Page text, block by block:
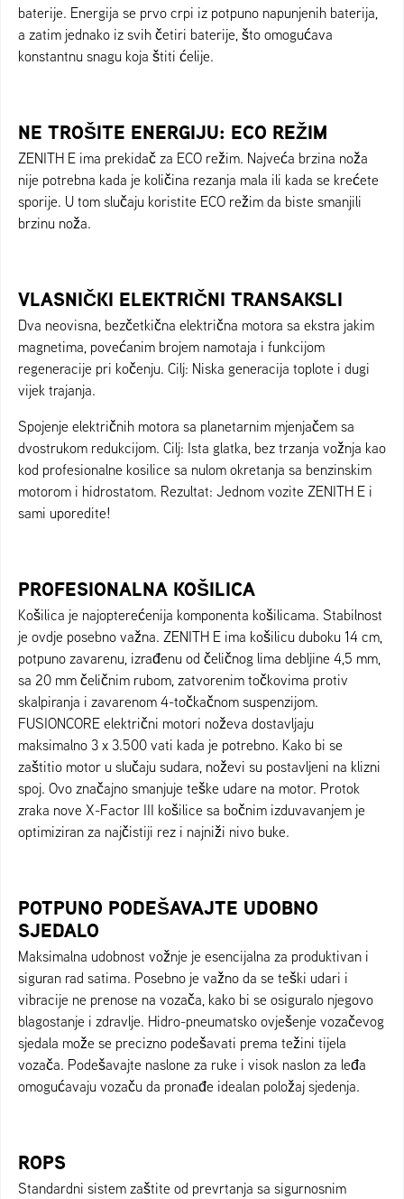
baterije. Energija se prvo crpi iz potpuno napunjenih baterija,
a zatim jednako iz svih četiri baterije, što omogućava
konstantnu snagu koja štiti ćelije.
NE TROŠITE ENERGIJU: ECO REŽIM
ZENITH E ima prekidač za ECO režim. Najveća brzina noža
nije potrebna kada je količina rezanja mala ili kada se krećete
sporije. U tom slučaju koristite ECO režim da biste smanjili
brzinu noža.
VLASNIČKI ELEKTRIČNI TRANSAKSLI
Dva neovisna, bezčetkična električna motora sa ekstra jakim
magnetima, povećanim brojem namotaja i funkcijom
regeneracije pri kočenju. Cilj: Niska generacija toplote i dugi
vijek trajanja.
Spojenje električnih motora sa planetarnim mjenjačem sa
dvostrukom redukcijom. Cilj: Ista glatka, bez trzanja vožnja kao
kod profesionalne kosilice sa nulom okretanja sa benzinskim
motorom i hidrostatom. Rezultat: Jednom vozite ZENITH E i
sami uporedite!
PROFESIONALNA KOŠILICA
Košilica je najopterećenija komponenta košilicama. Stabilnost
je ovdje posebno važna. ZENITH E ima košilicu duboku 14 cm,
potpuno zavarenu, izrađenu od čeličnog lima debljine 4,5 mm,
sa 20 mm čeličnim rubom, zatvorenim točkovima protiv
skalpiranja i zavarenom 4-točkačnom suspenzijom.
FUSIONCORE električni motori noževa dostavljaju
maksimalno 3 x 3.500 vati kada je potrebno. Kako bi se
zaštitio motor u slučaju sudara, noževi su postavljeni na klizni
spoj. Ovo značajno smanjuje teške udare na motor. Protok
zraka nove X-Factor III košilice sa bočnim izduvavanjem je
optimiziran za najčistiji rez i najniži nivo buke.
POTPUNO PODEŠAVAJTE UDOBNO
SJEDALO
Maksimalna udobnost vožnje je esencijalna za produktivan i
siguran rad satima. Posebno je važno da se teški udari i
vibracije ne prenose na vozača, kako bi se osiguralo njegovo
blagostanje i zdravlje. Hidro-pneumatsko ovješenje vozačevog
sjedala može se precizno podešavati prema težini tijela
vozača. Podešavajte naslone za ruke i visok naslon za leđa
omogućavaju vozaču da pronađe idealan položaj sjedenja.
ROPS
Standardni sistem zaštite od prevrtanja sa sigurnosnim